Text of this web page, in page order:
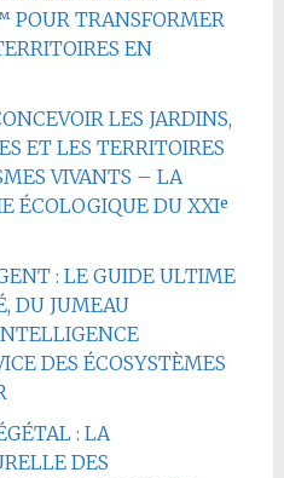
TRANSFORMER
EN
LES JARDINS,
ET LES TERRITOIRES
VIVANTS – LA
ÉCOLOGIQUE DU XXIᵉ
: LE GUIDE ULTIME
DU JUMEAU
DES ÉCOSYSTÈMES
: LA
DES